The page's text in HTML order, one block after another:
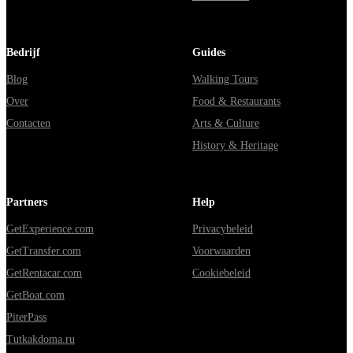
Bedrijf
Blog
Over
Contacten
Guides
Walking Tours
Food & Restaurants
Arts & Culture
History & Heritage
Partners
GetExperience.com
GetTransfer.com
GetRentacar.com
GetBoat.com
PiterPass
Tutkakdoma.ru
Help
Privacybeleid
Voorwaarden
Cookiebeleid